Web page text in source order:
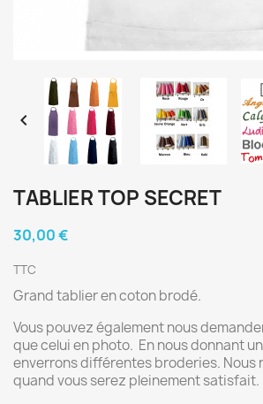

TABLIER TOP SECRET
30,00 €
TTC
Grand tablier en coton brodé.
Vous pouvez également nous
que celui en photo. En nous donnant
enverrons différentes broderies. Nous
quand vous serez pleinement satisfait.